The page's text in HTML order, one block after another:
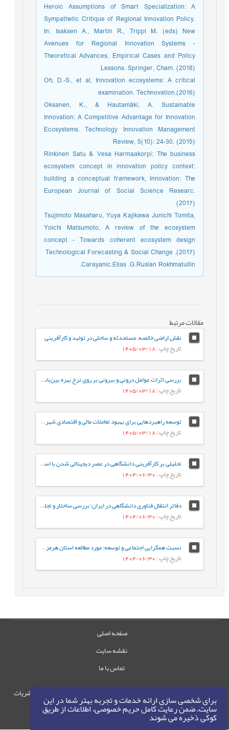
برای شخصی سازی ارائه خدمات و تجربه بهتر شما در این
سایت، ضمن رعایت کامل حریم خصوصی، اطلاعات از طریق
کوکی ذخیره می شوند
Heroic Assumptions of Smart Specialization: A
Sympathetic Critique of Regional Innovation Policy.
In: Isaksen A., Martin R., Trippl M. (eds) New
Avenues for Regional Innovation Systems -
Theoretical Advances, Empirical Cases and Policy
Lessons. Springer, Cham. (2018)
Oh, D.-S., et al, Innovation ecosystems: A critical
examination. Technovation.(2016)
Oksanen, K., & Hautamäki, A. Sustainable
Innovation: A Competitive Advantage for Innovation
Ecosystems. Technology Innovation Management
Review, 5(10): 24-30. (2015)
Rinkinen Satu & Vesa Harmaakorpi: The business
ecosystem concept in innovation policy context:
building a conceptual framework, Innovation: The
European Journal of Social Science Researc.
(2017)
Tsujimoto Masaharu, Yuya Kajikawa Junichi Tomita,
Yoichi Matsumoto, A review of the ecosystem
concept - Towards coherent ecosystem design
Technological Forecasting & Social Change .(2017)
Carayanic.Elias .G.Ruslan Rokhmatullin.
مقالات مرتبط
نقش اراضی خالصه، مستحدثه و ساحلی در تولید و کارآفرینی
تاریخ چاپ: 1405/03/18
بررسی اثرات عوامل درونی و بیرونی بر روی نرخ بهره بین‌بانکی در ایران
تاریخ چاپ: 1405/03/18
توسعه راهبردهایی برای بهبود تعاملات مالی و اقتصادی شهرداری‌ها و شرکت‌های خدماتی (مورد مطالعه: شهرداری تهران و شرکت‌های خدمات‌رسان آب و برق)
تاریخ چاپ: 1405/03/18
تحلیلی بر کارآفرینی دانشگاهی در عصر دیجیتالی شدن با استفاده از روش فراترکیب
تاریخ چاپ: 1404/06/30
دفاتر انتقال فناوری دانشگاهی در ایران؛ بررسی ساختار و تجلیات نهادی در نظام ملی نوآوری: مطالعه موردی دانشگاه خلیج فارس
تاریخ چاپ: 1404/06/30
نسبت همگرایی اجتماعی و توسعه: مورد مطالعه استان هرمزگان
تاریخ چاپ: 1404/06/30
صفحه اصلی
نقشه سایت
تماس با ما
حقوق این وب‌سایت متعلق به سامانه مدیریت نشریات
رایمگ است.
حق نشر